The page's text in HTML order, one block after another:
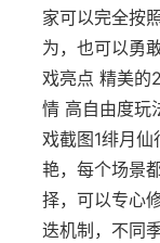
家可以完全按
为，也可以勇
戏亮点 精美的
情 高自由度玩
戏截图1绯月
艳，每个场景
择，可以专心
迭机制，不同